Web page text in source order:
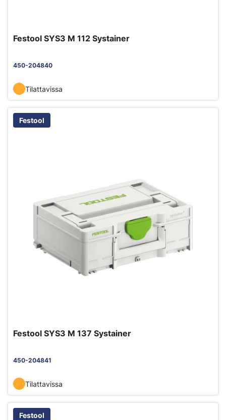
Festool SYS3 M 112 Systainer
450-204840
Tilattavissa
Festool
Festool SYS3 M 137 Systainer
450-204841
Tilattavissa
Festool